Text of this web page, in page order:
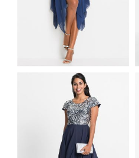
CIEMNONIEBIESKA
SUKIENKA Z
APLIKACJĄ